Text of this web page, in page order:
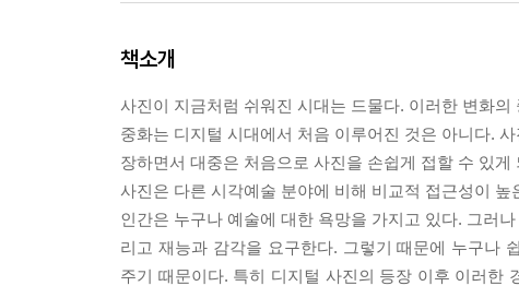
책소개
사진이 지금처럼 쉬워진 시대는 드물다. 이러한 변화
중화는 디지털 시대에서 처음 이루어진 것은 아니다.
장하면서 대중은 처음으로 사진을 손쉽게 접할 수 있
사진은 다른 시각예술 분야에 비해 비교적 접근성이
인간은 누구나 예술에 대한 욕망을 가지고 있다. 그러
리고 재능과 감각을 요구한다. 그렇기 때문에 누구나
주기 때문이다. 특히 디지털 사진의 등장 이후 이러한